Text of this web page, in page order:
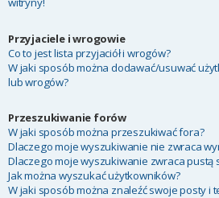
Przyjaciele i wrogowie
Co to jest lista przyjaciół i wrogów?
W jaki sposób można dodawać/usuwać
lub wrogów?
Przeszukiwanie forów
W jaki sposób można przeszukiwać fora?
Dlaczego moje wyszukiwanie nie zwraca
Dlaczego moje wyszukiwanie zwraca pustą
Jak można wyszukać użytkowników?
W jaki sposób można znaleźć swoje posty i